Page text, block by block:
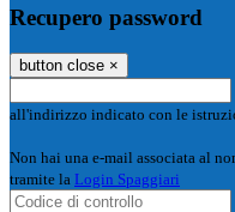
Recupero password
button close ×
all'indirizzo indicato con le
Non hai una e-mail associata al
tramite la Login Spaggiari